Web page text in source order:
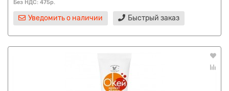
Без НДС: 475р.
Уведомить о наличии Быстрый заказ